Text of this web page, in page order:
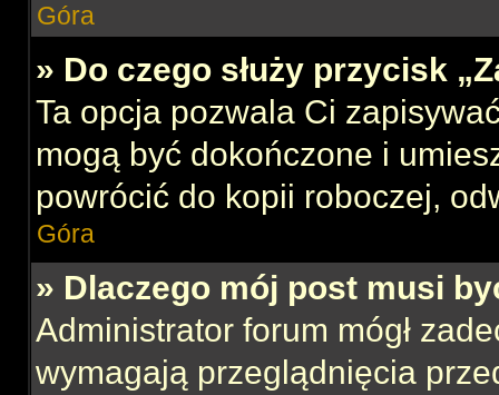
Góra
» Do czego służy przycisk
Ta opcja pozwala Ci
mogą być dokończone i
powrócić do kopii roboczej,
Góra
» Dlaczego mój post musi
Administrator forum mógł
wymagają przeglądnięcia